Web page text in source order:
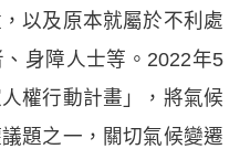
以及原本就屬於不利處
身障人士等。2022年5
權行動計畫」，將氣候
題之一，關切氣候變遷